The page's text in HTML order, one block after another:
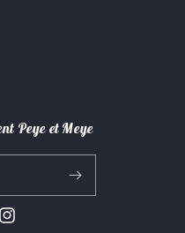
Peye et Meye
Instagram